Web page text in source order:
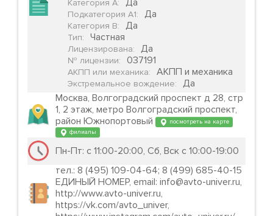
Категория А: Да
Подкатегория А1: Да
Категория B: Да
Тип: Частная
Лицензирована: Да
№ лицензии: 037191
АКПП или механика: АКПП и механика
Экстремальное вождение:
Да
Москва, Волгоградский проспект д 28, стр
1, 2 этаж, метро Волгоградский проспект,
район Южнопортовый
посмотреть на карте
филиалы
Пн-Пт: с 11:00-20:00, Сб, Вск с 10:00-19:00
тел.: 8 (495) 109-04-64; 8 (499) 685-40-15
ЕДИНЫЙ НОМЕР, email: info@avto-univer.ru,
http://www.avto-univer.ru,
https://vk.com/avto_univer,